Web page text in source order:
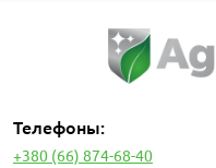
Телефоны:
+380 (66) 874-68-40